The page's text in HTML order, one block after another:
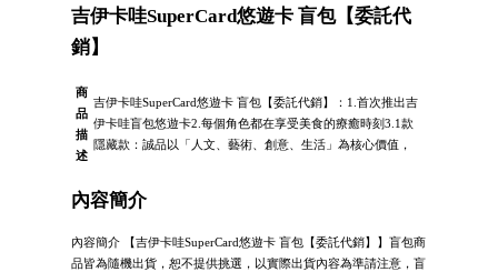
吉伊卡哇SuperCard悠遊卡 盲包【委託代
銷】
商
品
描
述
吉伊卡哇SuperCard悠遊卡 盲包【委託代銷】：1.首次推出吉
伊卡哇盲包悠遊卡2.每個角色都在享受美食的療癒時刻3.1款
隱藏款：誠品以「人文、藝術、創意、生活」為核心價值，
內容簡介
內容簡介 【吉伊卡哇SuperCard悠遊卡 盲包【委託代銷】】盲包商
品皆為隨機出貨，恕不提供挑選，以實際出貨內容為準請注意，盲